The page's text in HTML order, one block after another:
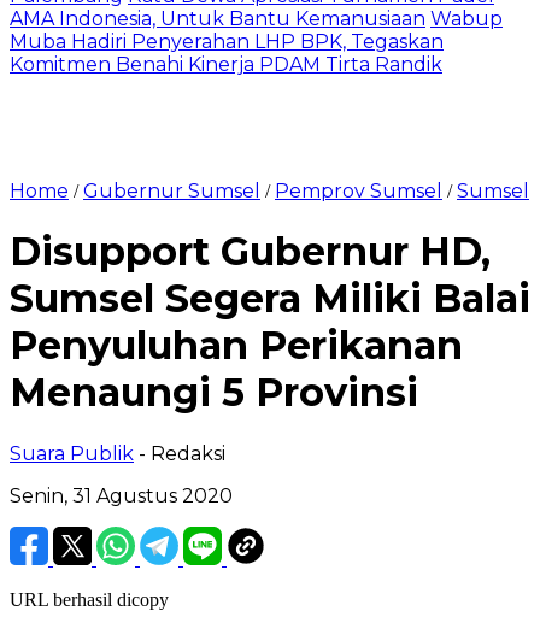
AMA Indonesia, Untuk Bantu Kemanusiaan Wabup
Muba Hadiri Penyerahan LHP BPK, Tegaskan
Komitmen Benahi Kinerja PDAM Tirta Randik
Home /Gubernur Sumsel / Pemprov Sumsel /Sumsel
Disupport Gubernur HD,
Sumsel Segera Miliki Balai
Penyuluhan Perikanan
Menaungi 5 Provinsi
Suara Publik - Redaksi
Senin, 31 Agustus 2020
URL berhasil dicopy